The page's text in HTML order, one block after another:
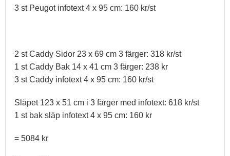
3 st Peugot infotext 4 x 95 cm: 160 kr/st
2 st Caddy Sidor 23 x 69 cm 3 färger: 318 kr/st
1 st Caddy Bak 14 x 41 cm 3 färger: 238 kr
3 st Caddy infotext 4 x 95 cm: 160 kr/st
Släpet 123 x 51 cm i 3 färger med infotext: 618 kr/st
1 st bak släp infotext 4 x 95 cm: 160 kr
= 5084 kr